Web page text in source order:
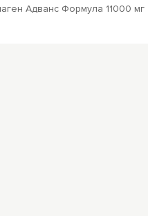
Адванс Формула 11000 мг